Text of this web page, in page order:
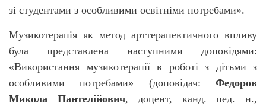
зі студентами з особливими освітніми потребами».
Музикотерапія як метод арттерапевтичного впливу
була представлена наступними доповідями:
«Використання музикотерапії в роботі з дітьми з
особливими потребами» (доповідач: Федоров
Микола Пантелійович, доцент, канд. пед. н.,